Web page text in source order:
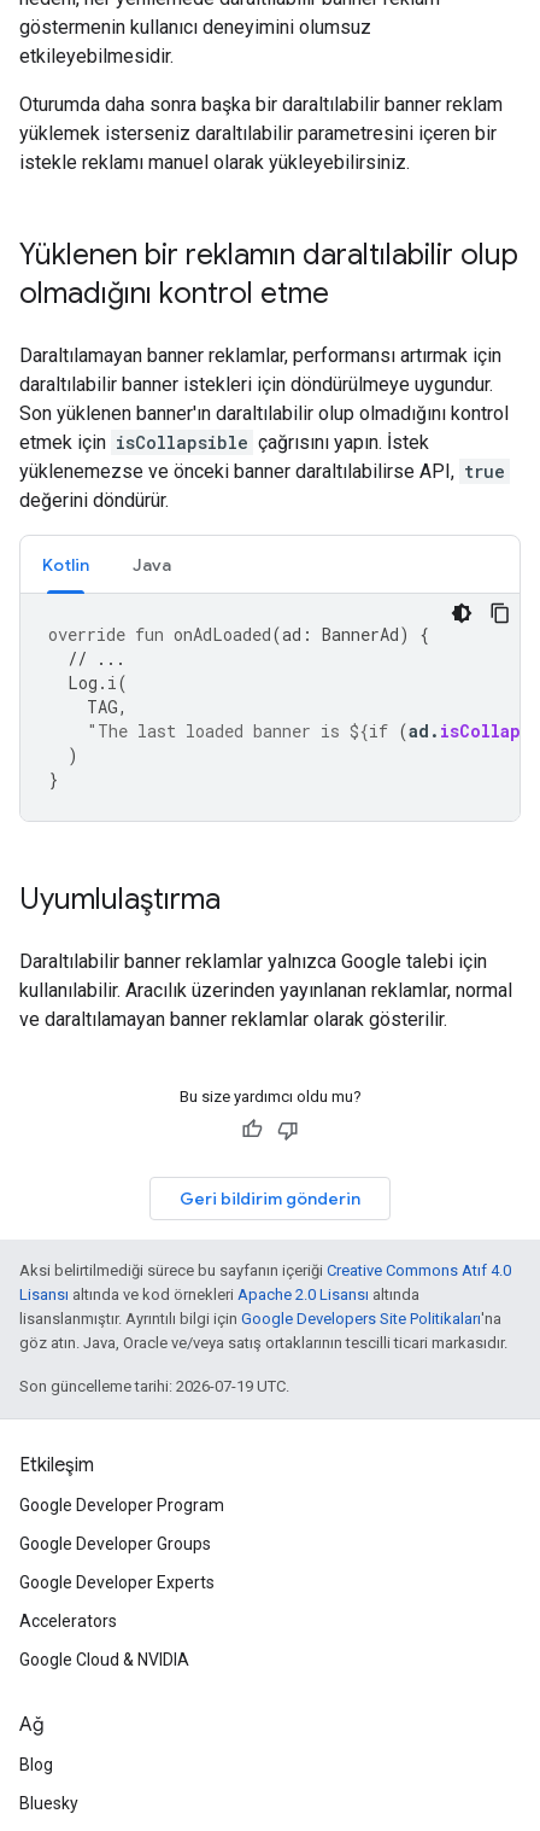
göstermenin kullanıcı deneyimini olumsuz
etkileyebilmesidir.
Oturumda daha sonra başka bir daraltılabilir banner reklam
yüklemek isterseniz daraltılabilir parametresini içeren bir
istekle reklamı manuel olarak yükleyebilirsiniz.
Yüklenen bir reklamın daraltılabilir olup
olmadığını kontrol etme
Daraltılamayan banner reklamlar, performansı artırmak için
daraltılabilir banner istekleri için döndürülmeye uygundur.
Son yüklenen banner'ın daraltılabilir olup olmadığını kontrol
etmek için isCollapsible çağrısını yapın. İstek
yüklenemezse ve önceki banner daraltılabilirse API, true
değerini döndürür.
Kotlin Java
override fun onAdLoaded(ad : BannerAd)
{
// ...
Log . i (
TAG,
"The last loaded banner is ${if (ad .
)
}
Uyumlulaştırma
Daraltılabilir banner reklamlar yalnızca Google talebi için
kullanılabilir. Aracılık üzerinden yayınlanan reklamlar, normal
ve daraltılamayan banner reklamlar olarak gösterilir.
Bu size yardımcı oldu mu?
Geri bildirim gönderin
Aksi belirtilmediği sürece bu sayfanın içeriği Creative Commons Atıf 4.0
Lisansı altında ve kod örnekleri Apache 2.0 Lisansı altında
lisanslanmıştır. Ayrıntılı bilgi için Google Developers Site Politikaları'na
göz atın. Java, Oracle ve/veya satış ortaklarının tescilli ticari markasıdır.
Son güncelleme tarihi: 2026-07-19 UTC.
Etkileşim
Google Developer Program
Google Developer Groups
Google Developer Experts
Accelerators
Google Cloud & NVIDIA
Ağ
Blog
Bluesky